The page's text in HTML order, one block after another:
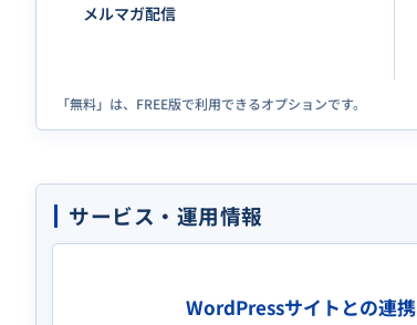
メルマガ配信
「無料」は、FREE版で利用できるオプションです。
サービス・運用情報
WordPressサイトとの連携